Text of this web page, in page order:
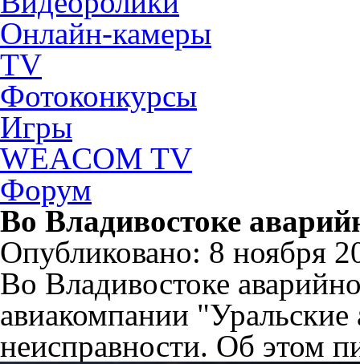
Онлайн-камеры
TV
Фотоконкурсы
Игры
WEACOM TV
Форум
Во Владивостоке
Опубликовано: 8 ноября
Во Владивостоке
авиакомпании "Уральские
неисправности. Об этом